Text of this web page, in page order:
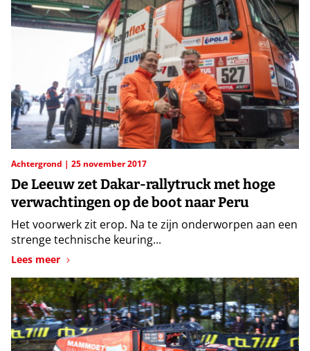
Achtergrond 25 november 2017
De Leeuw zet Dakar-rallytruck met hoge
verwachtingen op de boot naar Peru
Het voorwerk zit erop. Na te zijn onderworpen aan een
strenge technische keuring...
Lees meer